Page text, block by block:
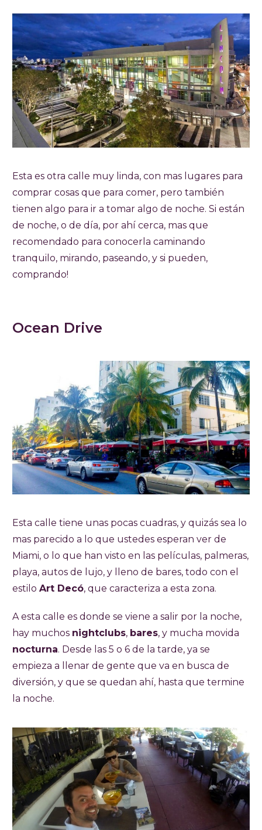
Esta es otra calle muy linda, con mas lugares para
comprar cosas que para comer, pero también
tienen algo para ir a tomar algo de noche. Si están
de noche, o de día, por ahí cerca, mas que
recomendado para conocerla caminando
tranquilo, mirando, paseando, y si pueden,
comprando!
Ocean Drive
Esta calle tiene unas pocas cuadras, y quizás sea lo
mas parecido a lo que ustedes esperan ver de
Miami, o lo que han visto en las películas, palmeras,
playa, autos de lujo, y lleno de bares, todo con el
estilo Art Decó, que caracteriza a esta zona.
A esta calle es donde se viene a salir por la noche,
hay muchos nightclubs, bares, y mucha movida
nocturna. Desde las 5 o 6 de la tarde, ya se
empieza a llenar de gente que va en busca de
diversión, y que se quedan ahí, hasta que termine
la noche.